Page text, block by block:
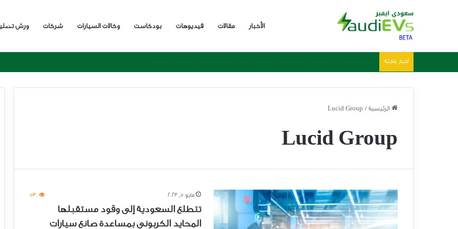
الأخبار مقالات فيديوهات بودكاست وكالات السيارات شركات ورش
أخبار عاجلة
الرئيسية /
Lucid Group
Lucid Group
مايو 5, 2023 530
تتطلع السعودية إلى وقود مستقبلها
المحايد الكربوني بمساعدة صانع سيارات